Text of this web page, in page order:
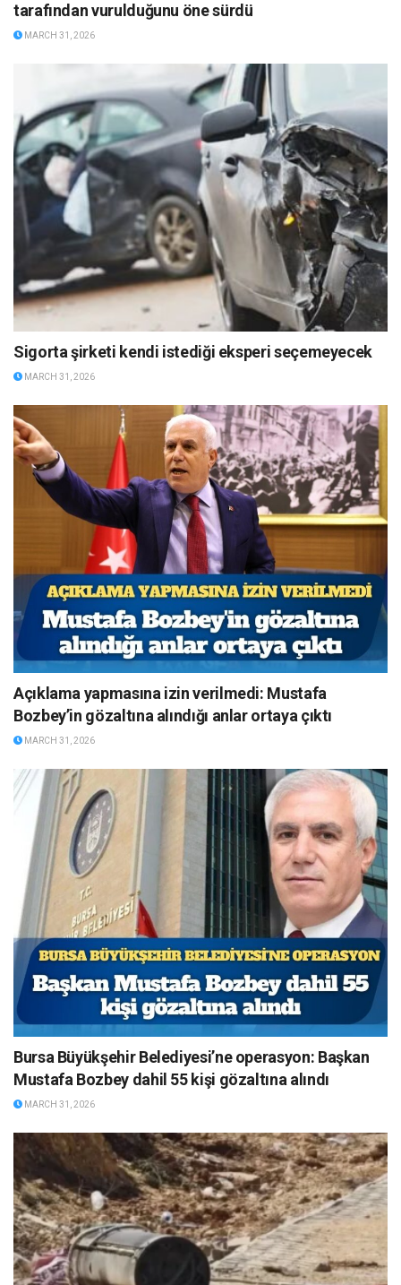
tarafından vurulduğunu öne sürdü
MARCH 31, 2026
Sigorta şirketi kendi istediği eksperi seçemeyecek
MARCH 31, 2026
Açıklama yapmasına izin verilmedi: Mustafa
Bozbey’in gözaltına alındığı anlar ortaya çıktı
MARCH 31, 2026
Bursa Büyükşehir Belediyesi’ne operasyon: Başkan
Mustafa Bozbey dahil 55 kişi gözaltına alındı
MARCH 31, 2026